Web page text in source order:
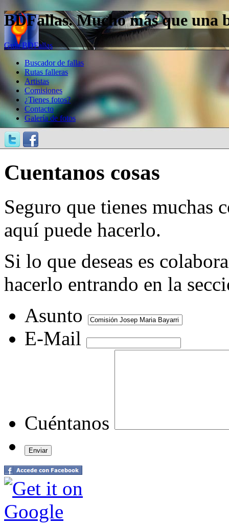
BDFallas. Mucho más que una
Guía BDFallas
Buscador de fallas
Rutas falleras
Artistas
Comisiones
¿Tienes fotos?
Contacto
Galería de fotos
Cuentanos cosas
Seguro que tienes muchas
aquí puede hacerlo.
Si lo que deseas es
hacerlo entrando en la
Asunto
E-Mail
Cuéntanos